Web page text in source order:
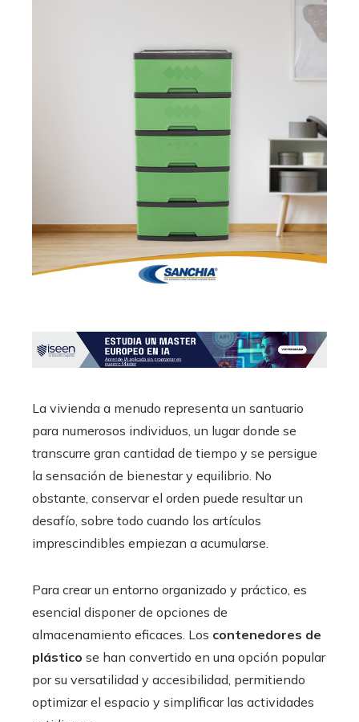
La vivienda a menudo representa un santuario
para numerosos individuos, un lugar donde se
transcurre gran cantidad de tiempo y se persigue
la sensación de bienestar y equilibrio. No
obstante, conservar el orden puede resultar un
desafío, sobre todo cuando los artículos
imprescindibles empiezan a acumularse.
Para crear un entorno organizado y práctico, es
esencial disponer de opciones de
almacenamiento eficaces. Los contenedores de
plástico se han convertido en una opción popular
por su versatilidad y accesibilidad, permitiendo
optimizar el espacio y simplificar las actividades